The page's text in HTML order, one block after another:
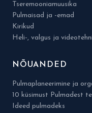
Tseremooniamuusika
Pulmaisad ja -emad
Kirikud
Heli-, valgus ja
NÕUANDED
Pulmaplaneerimine ja
10 küsimust Pulmadest
Ideed pulmadeks